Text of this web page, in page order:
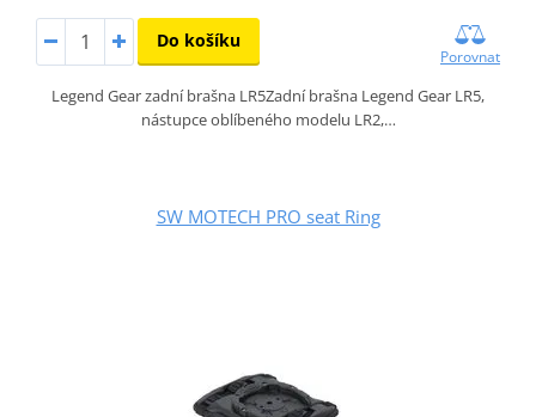
Do košíku
Porovnat
Legend Gear zadní brašna LR5Zadní brašna Legend Gear LR5,
nástupce oblíbeného modelu LR2,…
SW MOTECH PRO seat Ring